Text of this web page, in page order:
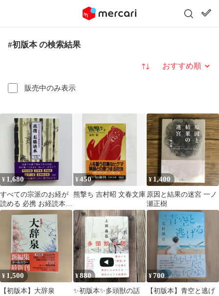
#初版本 の検索結果
販売中のみ表示
並び替え
¥ 1,680
すべての宗派のお経が
読める 必携 お経読本
※初版
¥450
熊撃ち 吉村昭 文春文庫
¥ 1,400
原因と結果の迷宮 一ノ
瀬正樹
¥ 1,500
【初版本】大辞泉
¥880
✨初版本✨多頭獣の話
¥700
【初版本】青空と逃げ